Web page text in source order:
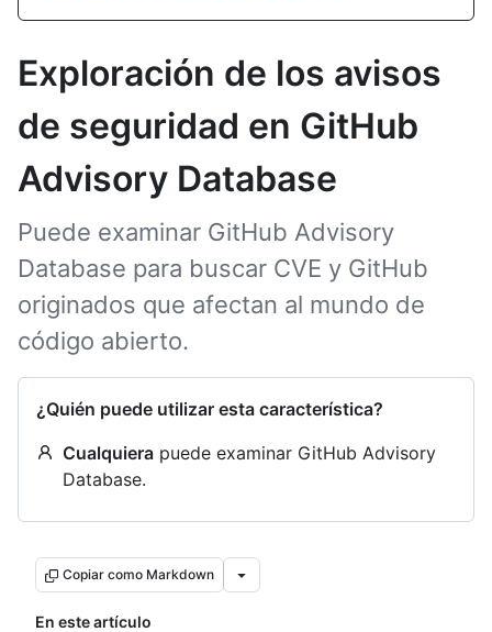
Exploración de los avisos
de seguridad en GitHub
Advisory Database
Puede examinar GitHub Advisory
Database para buscar CVE y GitHub
originados que afectan al mundo de
código abierto.
¿Quién puede utilizar esta característica?
Cualquiera puede examinar GitHub Advisory
Database.
Copiar como Markdown
En este artículo